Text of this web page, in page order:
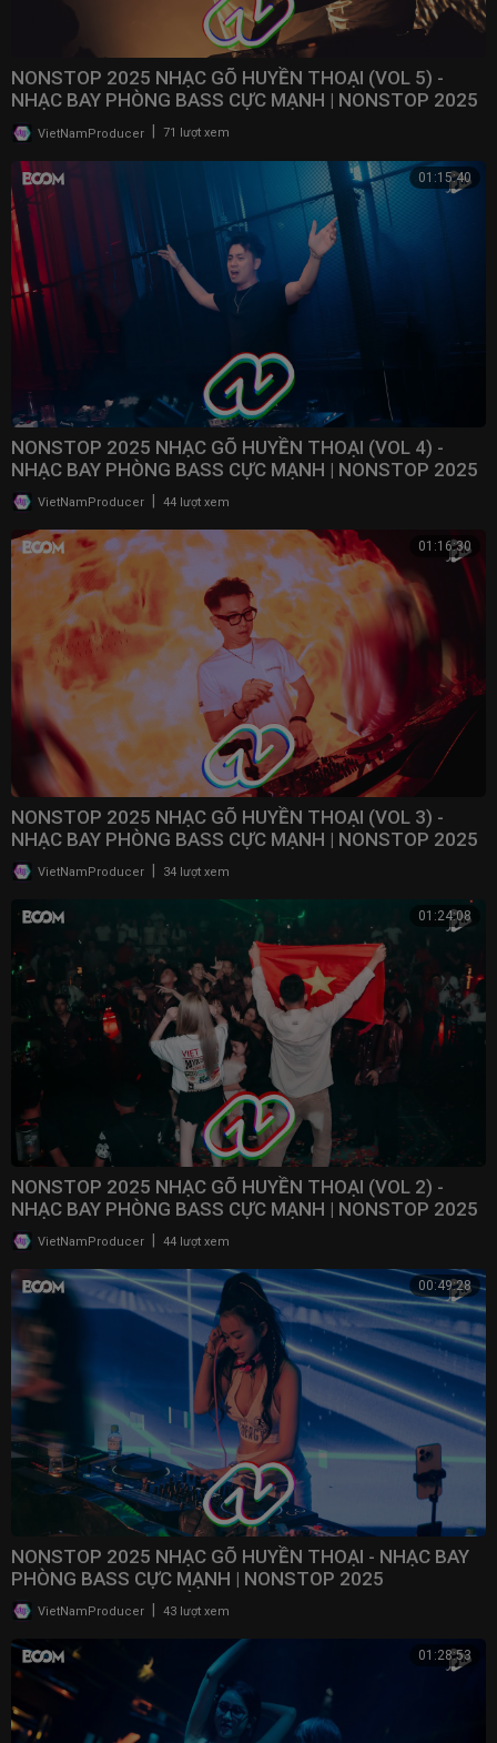
NONSTOP 2025 NHẠC GÕ HUYỀN THOẠI (VOL 5) -
NHẠC BAY PHÒNG BASS CỰC MẠNH | NONSTOP 2025
VINAHOUSE
VietNamProducer 71 lượt xem
01:15:40
NONSTOP 2025 NHẠC GÕ HUYỀN THOẠI (VOL 4) -
NHẠC BAY PHÒNG BASS CỰC MẠNH | NONSTOP 2025
VINAHOUSE
VietNamProducer 44 lượt xem
01:16:30
NONSTOP 2025 NHẠC GÕ HUYỀN THOẠI (VOL 3) -
NHẠC BAY PHÒNG BASS CỰC MẠNH | NONSTOP 2025
VINAHOUSE
VietNamProducer 34 lượt xem
01:24:08
NONSTOP 2025 NHẠC GÕ HUYỀN THOẠI (VOL 2) -
NHẠC BAY PHÒNG BASS CỰC MẠNH | NONSTOP 2025
VINAHOUSE
VietNamProducer 44 lượt xem
00:49:28
NONSTOP 2025 NHẠC GÕ HUYỀN THOẠI - NHẠC BAY
PHÒNG BASS CỰC MẠNH | NONSTOP 2025
VINAHOUSE BAY PHÒNG
VietNamProducer 43 lượt xem
01:28:53